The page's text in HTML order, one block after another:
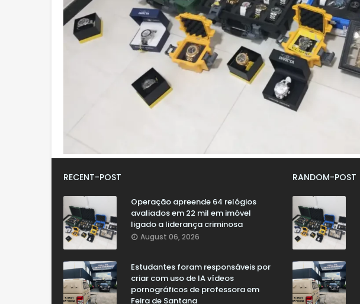
RECENT-POST
Operação apreende 64 relógios
avaliados em 22 mil em imóvel
ligado a liderança criminosa
August 06, 2026
Estudantes foram responsáveis por
criar com uso de IA vídeos
pornográficos de professora em
Feira de Santana
RANDOM-POST